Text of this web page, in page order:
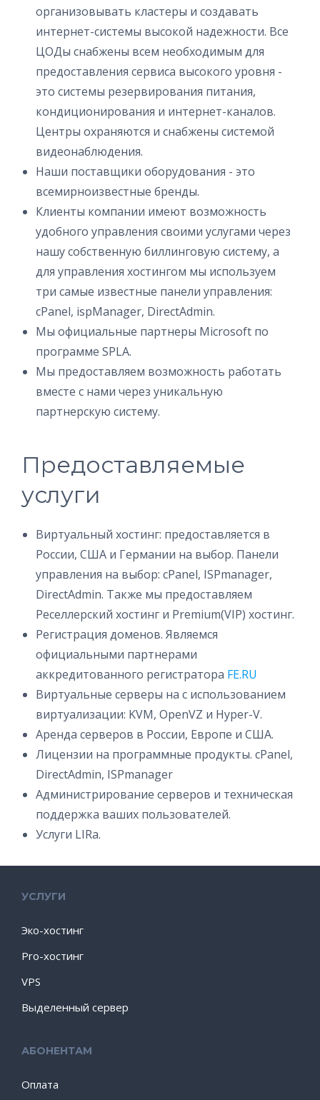
организовывать кластеры и создавать
интернет-системы высокой надежности. Все
ЦОДы снабжены всем необходимым для
предоставления сервиса высокого уровня -
это системы резервирования питания,
кондиционирования и интернет-каналов.
Центры охраняются и снабжены системой
видеонаблюдения.
Наши поставщики оборудования - это
всемирноизвестные бренды.
Клиенты компании имеют возможность
удобного управления своими услугами через
нашу собственную биллинговую систему, а
для управления хостингом мы используем
три самые известные панели управления:
cPanel, ispManager, DirectAdmin.
Мы официальные партнеры Microsoft по
программе SPLA.
Мы предоставляем возможность работать
вместе с нами через уникальную
партнерскую систему.
Предоставляемые
услуги
Виртуальный хостинг: предоставляется в
России, США и Германии на выбор. Панели
управления на выбор: cPanel, ISPmanager,
DirectAdmin. Также мы предоставляем
Реселлерский хостинг и Premium(VIP) хостинг.
Регистрация доменов. Являемся
официальными партнерами
аккредитованного регистратора FE.RU
Виртуальные серверы на c использованием
виртуализации: KVM, OpenVZ и Hyper-V.
Аренда серверов в России, Европе и США.
Лицензии на программные продукты. cPanel,
DirectAdmin, ISPmanager
Администрирование серверов и техническая
поддержка ваших пользователей.
Услуги LIRа.
УСЛУГИ
Эко-хостинг
Pro-хостинг
VPS
Выделенный сервер
АБОНЕНТАМ
Оплата